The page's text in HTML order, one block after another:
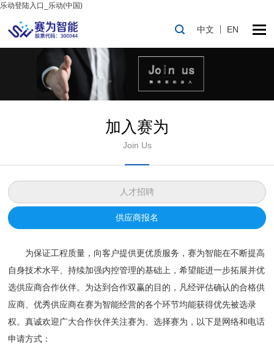
乐动登陆入口_乐动(中国)
中文 EN
加入赛为
Join Us
人才招聘
供应商报名
为保证工程质量，向客户提供更优质服务，赛为智能在不断提高
自身技术水平、持续加强内控管理的基础上，希望能进一步拓展并优
选供应商合作伙伴。为达到合作双赢的目的，凡经评估确认的合格供
应商、优秀供应商在赛为智能经营的各个环节均能获得优先被选录
权。真诚欢迎广大合作伙伴关注赛为、选择赛为，以下是网络和电话
申请方式：